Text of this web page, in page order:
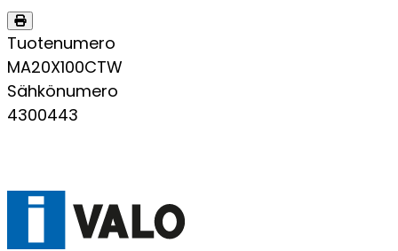
Tuotenumero
MA20X100CTW
Sähkönumero
4300443